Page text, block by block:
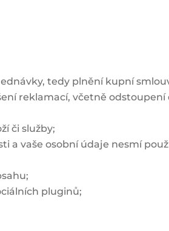
tedy plnění kupní
reklamací, včetně odstoupení
či služby;
a vaše osobní údaje nesmí
pluginů;